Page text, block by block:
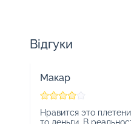
Відгуки
Макар
Нравится это